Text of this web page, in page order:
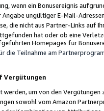
wenn ein Bonusereignis
ungültiger E-Mail-
die nicht aus Partner-Links auf
hat oder ob eine
Homepages für
die Teilnahme am
Vergütungen
um von den
sowohl vom Amazon